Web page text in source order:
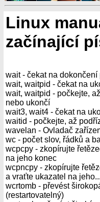
Linux
začínající
wait - čekat na dokončení
wait, waitpid - čekat na
wait, waitpid - počkejte,
nebo ukončí
wait3, wait4 - čekat na
waitid - počkejte, až
wavelan - Ovladač
wc - počet slov, řádků a
wcpcpy - zkopírujte
na jeho konec
wcpncpy - zkopírujte
a vraťte ukazatel na jeho...
wcrtomb - převést
(restartovatelný)